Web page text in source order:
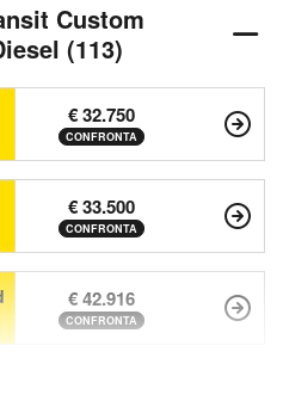
Custom
(113)
€ 32.750
CONFRONTA
€ 33.500
CONFRONTA
€ 42.916
CONFRONTA